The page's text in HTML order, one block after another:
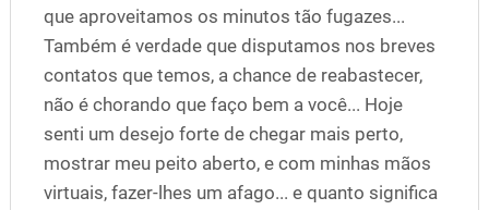
que aproveitamos os minutos tão fugazes...
Também é verdade que disputamos nos breves
contatos que temos, a chance de reabastecer,
não é chorando que faço bem a você... Hoje
senti um desejo forte de chegar mais perto,
mostrar meu peito aberto, e com minhas mãos
virtuais, fazer-lhes um afago... e quanto significa